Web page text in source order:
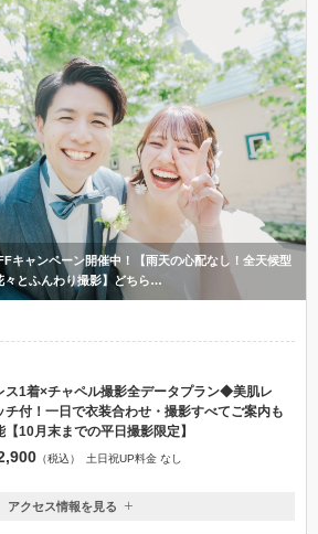
キャンペーン開催中！【雨天の心配なし！全天候型
々とふんわり撮影】どちら…
ス1着×チャペル撮影全データプラン◆美肌レ
チ付！一日で衣装合わせ・撮影すべてご案内も
【10月末までの平日撮影限定】
（税込） 土日祝UP料金 なし
アクセス情報を見る